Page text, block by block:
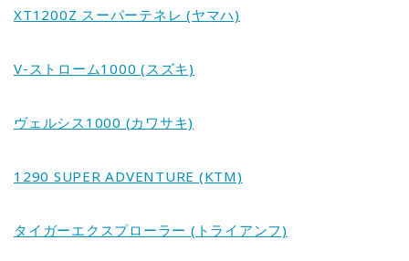
XT1200Z スーパーテネレ (ヤマハ)
V-ストローム1000 (スズキ)
ヴェルシス1000 (カワサキ)
1290 SUPER ADVENTURE (KTM)
タイガーエクスプローラー (トライアンフ)